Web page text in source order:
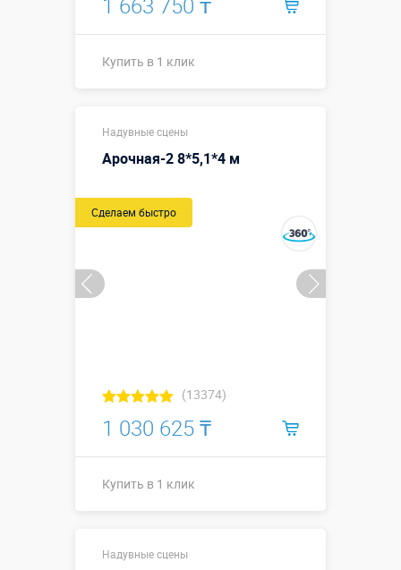
Купить в 1 клик
Больше деталей →
Смотреть видео
Купить в 1 клик
Надувные сцены
Арочная-2 8*5,1*4 м
Сделаем быстро
(13374)
1 030 625 ₸
Купить в 1 клик
Размеры, м:
Надувные сцены